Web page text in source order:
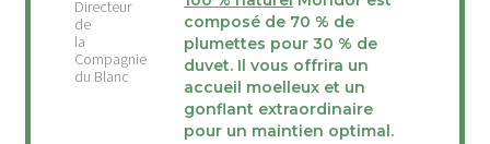
composé de 70 % de
plumettes pour 30 % de
duvet. Il vous offrira un
accueil moelleux et un
gonflant extraordinaire
pour un maintien optimal.